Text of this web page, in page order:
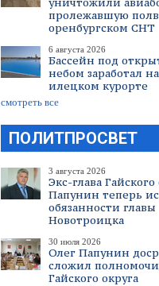
пролежавшую
оренбургском СНТ
6 августа 2026
Бассейн под
небом заработал
илецком курорте
смотреть все
ПОЛИТПРОСВЕТ
3 августа 2026
Экс-глава Гайского
Папунин теперь
обязанности главы
Новотроицка
30 июля 2026
Олег Папунин
сложил
Гайского округа